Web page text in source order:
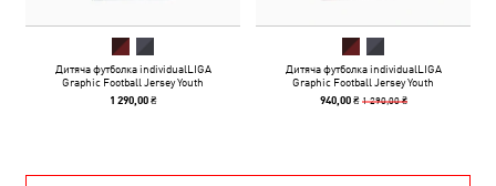
Дитяча футболка individualLIGA
Graphic Football Jersey Youth
1 290,00 ₴
Дитяча футболка individualLIGA
Graphic Football Jersey Youth
940,00 ₴ 1 290,00 ₴